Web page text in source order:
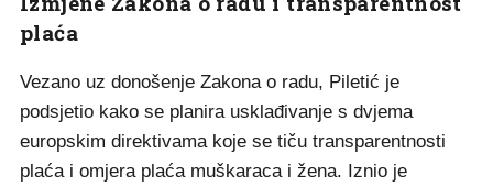
plaća
Vezano uz donošenje Zakona o radu, Piletić je
podsjetio kako se planira usklađivanje s dvjema
europskim direktivama koje se tiču transparentnosti
plaća i omjera plaća muškaraca i žena. Iznio je